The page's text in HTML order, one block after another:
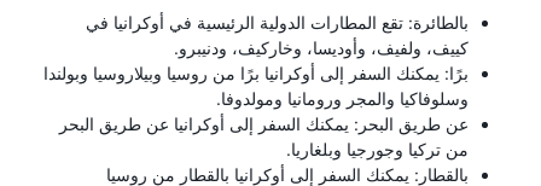
بالطائرة: تقع المطارات الدولية الرئيسية في أوكرانيا في
كييف، ولفيف، وأوديسا، وخاركيف، ودنيبرو.
برًا: يمكنك السفر إلى أوكرانيا برًا من روسيا وبيلاروسيا وبولندا
وسلوفاكيا والمجر ورومانيا ومولدوفا.
عن طريق البحر: يمكنك السفر إلى أوكرانيا عن طريق البحر
من تركيا وجورجيا وبلغاريا.
بالقطار: يمكنك السفر إلى أوكرانيا بالقطار من روسيا